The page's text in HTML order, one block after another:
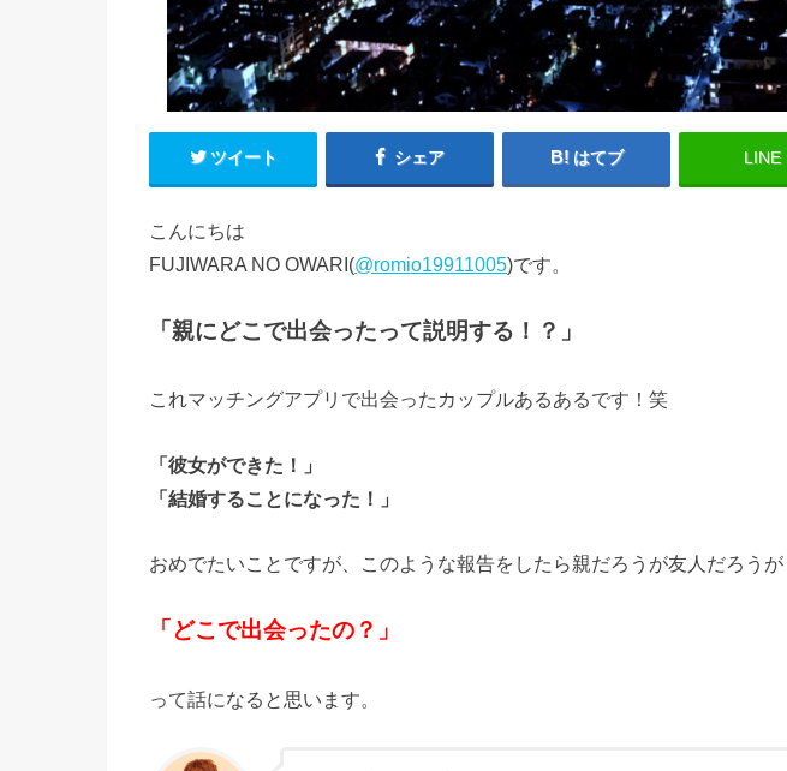
ツイート シェア はてブ LINE
こんにちは
FUJIWARA NO OWARI(@romio19911005)です。
「親にどこで出会ったって説明する！？」
これマッチングアプリで出会ったカップルあるあるです！笑
「彼女ができた！」
「結婚することになった！」
おめでたいことですが、このような報告をしたら親だろうが友人だろうが
「どこで出会ったの？」
って話になると思います。